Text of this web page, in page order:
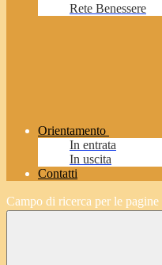
Rete Benessere
Orientamento
In entrata
In uscita
Contatti
Campo di ricerca per le pagine